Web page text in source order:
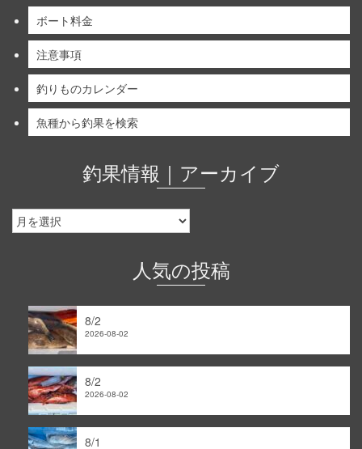
ボート料金
注意事項
釣りものカレンダー
魚種から釣果を検索
釣果情報｜アーカイブ
釣
果
人気の投稿
8/2
2026-08-02
8/2
2026-08-02
8/1